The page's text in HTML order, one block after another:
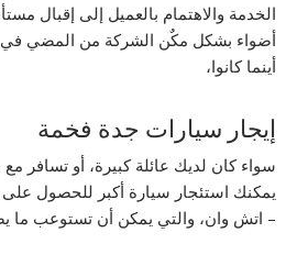
الخدمة والاهتمام بالعميل إلى إقبال
أضواء بشكل مكٌن الشركة من المضي في
أينما كانوا،
إيجار سيارات جدة فخمة
سواء كان لديك عائلة كبيرة، أو تسافر
يمكنك استئجار سيارة أكبر للحصول على
– اتش وان، والتي يمكن أن تستوعب ما يصل إلى